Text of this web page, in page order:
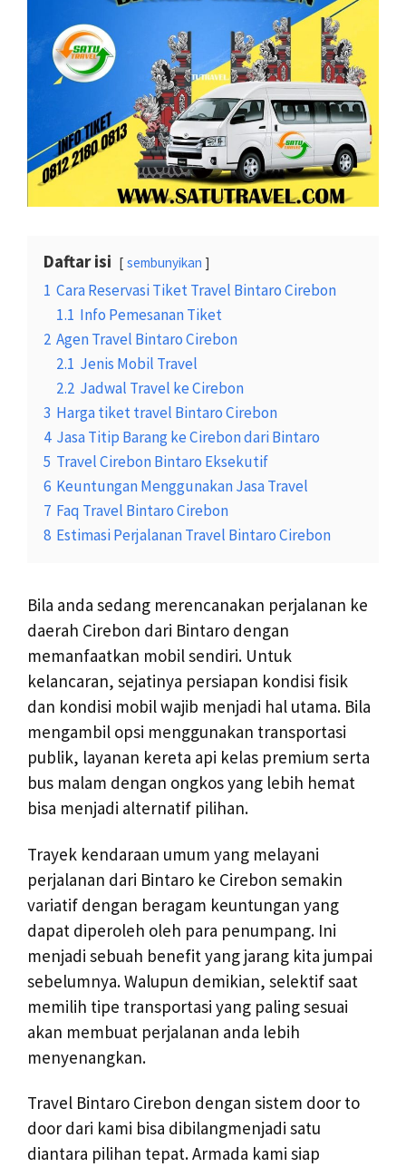
Daftar isi sembunyikan
1 Cara Reservasi Tiket Travel Bintaro Cirebon
1.1 Info Pemesanan Tiket
2 Agen Travel Bintaro Cirebon
2.1 Jenis Mobil Travel
2.2 Jadwal Travel ke Cirebon
3 Harga tiket travel Bintaro Cirebon
4 Jasa Titip Barang ke Cirebon dari Bintaro
5 Travel Cirebon Bintaro Eksekutif
6 Keuntungan Menggunakan Jasa Travel
7 Faq Travel Bintaro Cirebon
8 Estimasi Perjalanan Travel Bintaro Cirebon
Bila anda sedang merencanakan perjalanan ke
daerah Cirebon dari Bintaro dengan
memanfaatkan mobil sendiri. Untuk
kelancaran, sejatinya persiapan kondisi fisik
dan kondisi mobil wajib menjadi hal utama. Bila
mengambil opsi menggunakan transportasi
publik, layanan kereta api kelas premium serta
bus malam dengan ongkos yang lebih hemat
bisa menjadi alternatif pilihan.
Trayek kendaraan umum yang melayani
perjalanan dari Bintaro ke Cirebon semakin
variatif dengan beragam keuntungan yang
dapat diperoleh oleh para penumpang. Ini
menjadi sebuah benefit yang jarang kita jumpai
sebelumnya. Walupun demikian, selektif saat
memilih tipe transportasi yang paling sesuai
akan membuat perjalanan anda lebih
menyenangkan.
Travel Bintaro Cirebon dengan sistem door to
door dari kami bisa dibilangmenjadi satu
diantara pilihan tepat. Armada kami siap